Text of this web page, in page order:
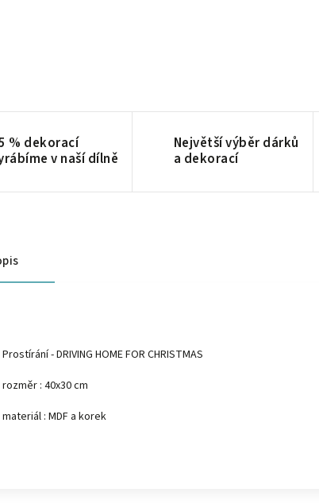
% dekorací
v naší dílně
Největší výběr dárků
a dekorací
Prostírání - DRIVING HOME FOR CHRISTMAS
rozměr : 40x30 cm
materiál : MDF a korek